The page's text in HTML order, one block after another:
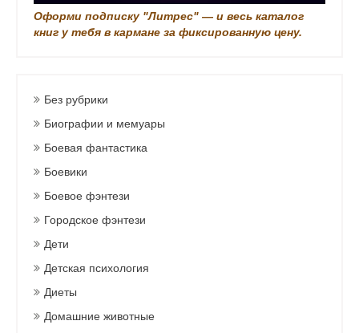
Оформи подписку "Литрес" — и весь каталог
книг у тебя в кармане за фиксированную цену.
Без рубрики
Биографии и мемуары
Боевая фантастика
Боевики
Боевое фэнтези
Городское фэнтези
Дети
Детская психология
Диеты
Домашние животные